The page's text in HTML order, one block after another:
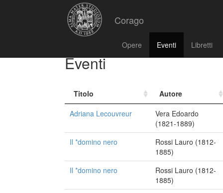
Corago
Opere Eventi Libretti
Eventi
Titolo
Autore
Adriana Lecouvreur
Vera Edoardo
(1821-1889)
Il *domino nero
Rossi Lauro (1812-
1885)
Il *domino nero
Rossi Lauro (1812-
1885)